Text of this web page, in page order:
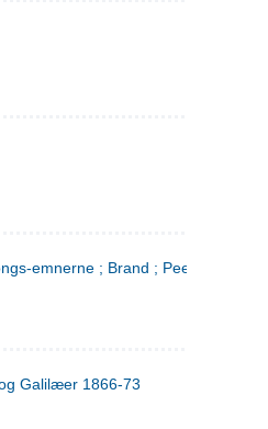
emnerne ; Brand ; Peer Gynt. 2
Galilæer 1866-73